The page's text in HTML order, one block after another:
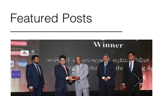
Featured Posts